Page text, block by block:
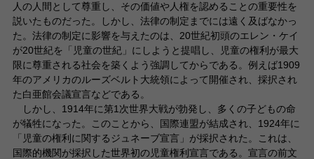
人の人間として尊重し、その価値や人権を認めることの重要性を
説いたものだった。しかし、法律の制定までには遠く及ばなかっ
た。法律の制定に影響を与えたのは、20世紀初頭のエレン・ケイ
が20世紀を「児童の世紀」にしようと提唱し、児童の権利が最大
限に尊重される社会を築くよう強調してからである。例えば1909
年のアメリカのルーズベルト大統領によって開催され、採択され
た白亜館会議宣言などである。
しかし、1914年に第1次世界大戦が勃発し、多くの子どもの命
が犠牲になった。このことから、国際連盟が結成され、1924年に
「児童の権利に関するジュネーブ宣言」が採択された。これは、
国際的機関が採択した世界初の児童権利宣言である。宣言の前文